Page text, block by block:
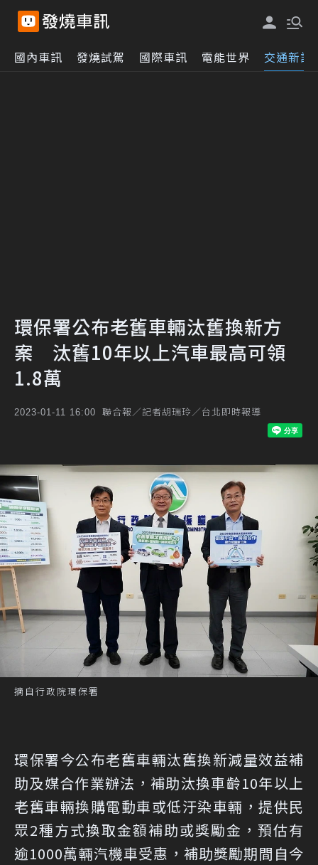
國內車訊 發燒試駕 國際車訊 電能世界 交通新訊
環保署公布老舊車輛汰舊換新方
案 汰舊10年以上汽車最高可領
1.8萬
2023-01-11 16:00 聯合報／記者胡瑞玲／台北即時報導
摘自行政院環保署
環保署今公布老舊車輛汰舊換新減量效益補
助及媒合作業辦法，補助汰換車齡10年以上
老舊車輛換購電動車或低汙染車輛，提供民
眾2種方式換取金額補助或獎勵金，預估有
逾1000萬輛汽機車受惠，補助獎勵期間自今